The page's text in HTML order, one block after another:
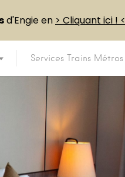
Services Trains Métros
d'Engie en > Cliquant ici ! <